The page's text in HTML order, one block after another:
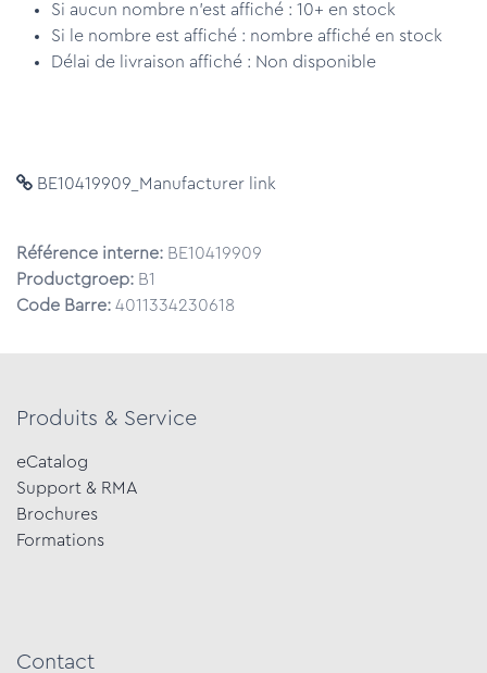
Si aucun nombre n'est affiché : 10+ en stock
Si le nombre est affiché : nombre affiché en stock
Délai de livraison affiché : Non disponible
BE10419909_Manufacturer link
Référence interne: BE10419909
Productgroep: B1
Code Barre: 4011334230618
Produits & Service
eCatalog
Support & RMA
Brochures
Formations​
Contact